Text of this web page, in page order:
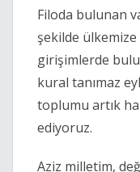
Filoda bulunan
şekilde
girişimlerde
kural tanımaz
toplumu artık
ediyoruz.
Aziz milletim,